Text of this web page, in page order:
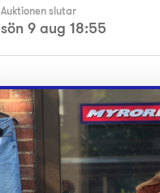
Auktionen slutar
sön 9 aug 18:55